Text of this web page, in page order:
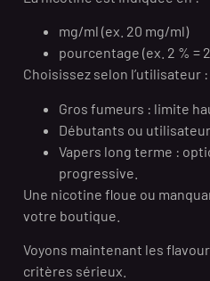
mg/ml (ex. 20 mg/ml)
pourcentage (ex. 2 % =
Choisissez selon l’utilisateur :
Gros fumeurs : limite
Débutants ou
Vapers long terme :
progressive.
Une nicotine floue ou
votre boutique.
Voyons maintenant les
critères sérieux.